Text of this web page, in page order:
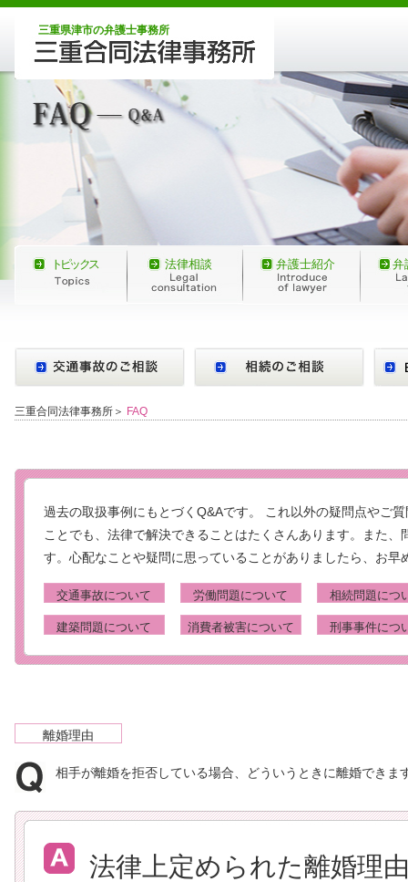
三重県津市の弁護士事務所
トピックス 法律相談 弁護士紹介 弁
三重合同法律事務所＞ FAQ
過去の取扱事例にもとづくQ&Aです。 これ以外の疑問点やご
ことでも、法律で解決できることはたくさんあります。また
す。心配なことや疑問に思っていることがありましたら、お早
交通事故について 労働問題について 相続問題につ
建築問題について 消費者被害について 刑事事件につ
離婚理由
相手が離婚を拒否している場合、どういうときに離婚できま
法律上定められた離婚理